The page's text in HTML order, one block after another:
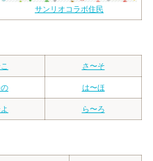
サンリオコラボ住民
さ〜そ
は〜ほ
ら〜ろ